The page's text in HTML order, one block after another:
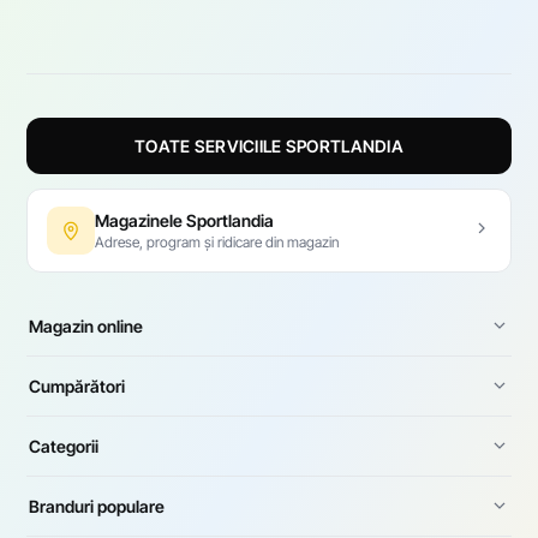
TOATE SERVICIILE SPORTLANDIA
Magazinele Sportlandia
Adrese, program și ridicare din magazin
Magazin online
Cumpărători
Categorii
Branduri populare